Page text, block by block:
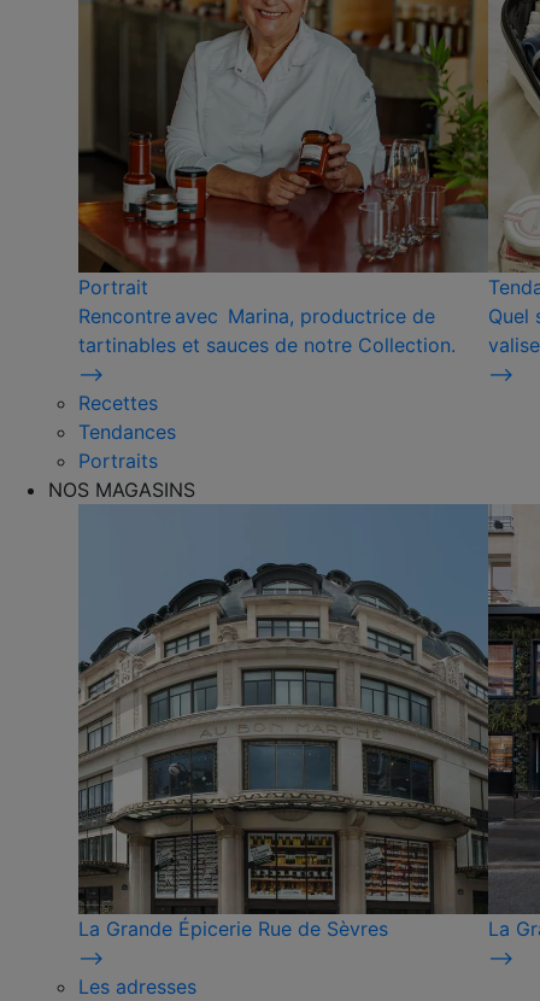
Portrait
Rencontre avec Marina, productrice de
tartinables et sauces de notre Collection.
⟶
Quel
⟶
Recettes
Tendances
Portraits
NOS MAGASINS
La Grande Épicerie Rue de Sèvres
⟶
La
⟶
Les adresses